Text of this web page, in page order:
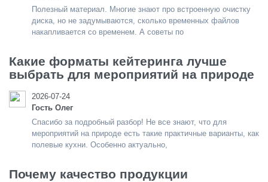
Полезный материал. Многие знают про встроенную очистку
диска, но не задумываются, сколько временных файлов
накапливается со временем. А советы по
Какие форматы кейтеринга лучше
выбрать для мероприятий на природе
2026-07-24
Гость Олег
Спасибо за подробный разбор! Не все знают, что для
мероприятий на природе есть такие практичные варианты, как
полевые кухни. Особенно актуально,
Почему качество продукции